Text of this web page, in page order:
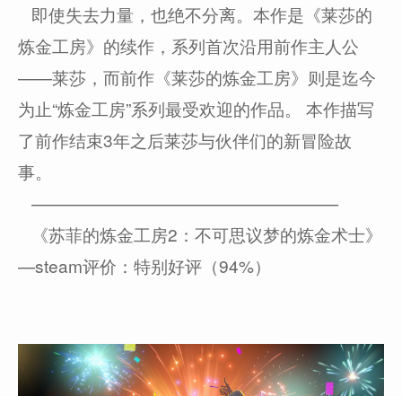
即使失去力量，也绝不分离。本作是《莱莎的
炼金工房》的续作，系列首次沿用前作主人公
——莱莎，而前作《莱莎的炼金工房》则是迄今
为止“炼金工房”系列最受欢迎的作品。 本作描写
了前作结束3年之后莱莎与伙伴们的新冒险故
事。
——————————————————
《苏菲的炼金工房2：不可思议梦的炼金术士》
—steam评价：特别好评（94%）